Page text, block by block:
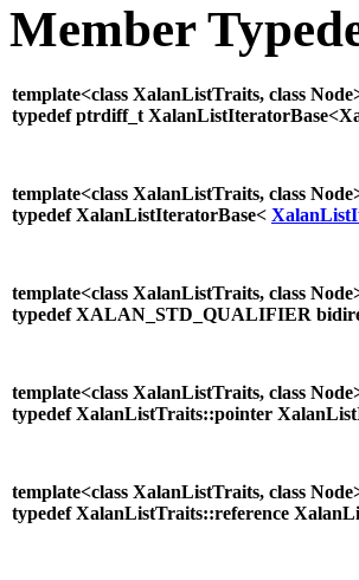
Member
template<class XalanListTraits, class
typedef ptrdiff_t
template<class XalanListTraits, class
typedef XalanListIteratorBase<
template<class XalanListTraits, class
typedef XALAN_STD_QUALIFIER
template<class XalanListTraits, class
typedef XalanListTraits::pointer
template<class XalanListTraits, class
typedef XalanListTraits::reference